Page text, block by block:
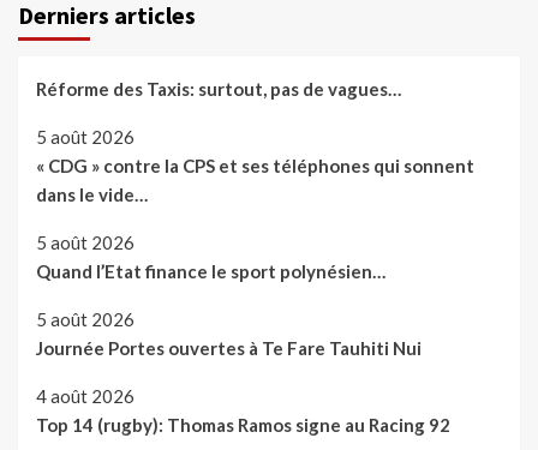
Derniers articles
Réforme des Taxis: surtout, pas de vagues…
5 août 2026
« CDG » contre la CPS et ses téléphones qui sonnent
dans le vide…
5 août 2026
Quand l’Etat finance le sport polynésien…
5 août 2026
Journée Portes ouvertes à Te Fare Tauhiti Nui
4 août 2026
Top 14 (rugby): Thomas Ramos signe au Racing 92